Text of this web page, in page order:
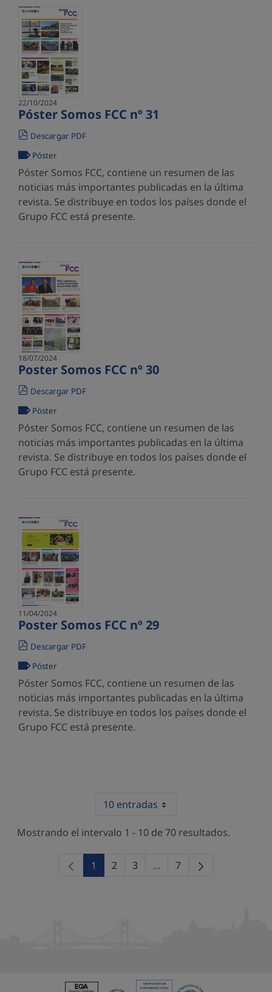
22/10/2024
Póster Somos FCC nº 31
Descargar PDF
Póster
Póster Somos FCC, contiene un resumen de las
noticias más importantes publicadas en la última
revista. Se distribuye en todos los países donde el
Grupo FCC está presente.
18/07/2024
Poster Somos FCC nº 30
Descargar PDF
Póster
Póster Somos FCC, contiene un resumen de las
noticias más importantes publicadas en la última
revista. Se distribuye en todos los países donde el
Grupo FCC está presente.
11/04/2024
Poster Somos FCC nº 29
Descargar PDF
Póster
Póster Somos FCC, contiene un resumen de las
noticias más importantes publicadas en la última
revista. Se distribuye en todos los países donde el
Grupo FCC está presente.
10 entradas
Mostrando el intervalo 1 - 10 de 70 resultados.
Página
1 Página
2 Página
3 ...Páginas intermedias
Página
7